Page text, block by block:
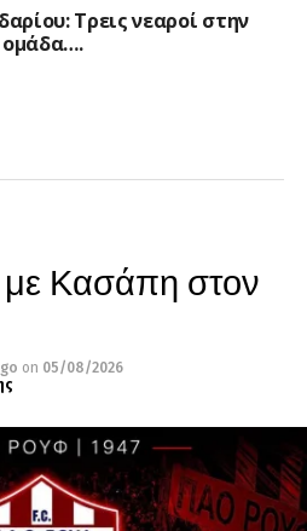
Τρεις νεαροί στην
Κασάπη στον
on 05/08/2026